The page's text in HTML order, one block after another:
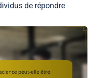
de répondre